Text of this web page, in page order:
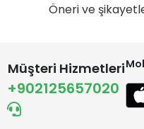
Öneri ve
Müşteri Hizmetleri
+902125657020